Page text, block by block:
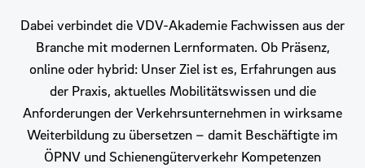
Dabei verbindet die VDV-Akademie Fachwissen aus der
Branche mit modernen Lernformaten. Ob Präsenz,
online oder hybrid: Unser Ziel ist es, Erfahrungen aus
der Praxis, aktuelles Mobilitätswissen und die
Anforderungen der Verkehrsunternehmen in wirksame
Weiterbildung zu übersetzen – damit Beschäftigte im
ÖPNV und Schienengüterverkehr Kompetenzen